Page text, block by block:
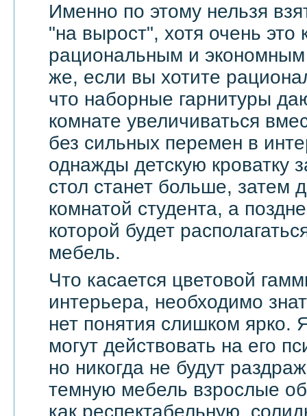
Именно по этому нельзя
"на вырост", хотя очень это
рациональным и экономным
же, если вы хотите
что наборные гарнитуры
комнате увеличиваться
без сильных перемен в
однажды детскую кроватку
стол станет больше, затем
комнатой студента, а
которой будет
мебель.
Что касается цветовой
интерьера, необходимо
нет понятия слишком ярко.
могут действовать на его
но никогда не будут
темную мебель взрослые
как респектабельную,